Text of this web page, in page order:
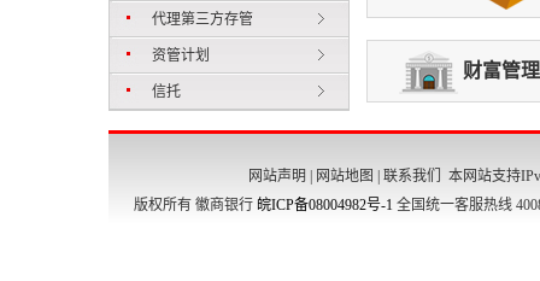
代理第三方存管
资管计划
信托
财富管
网站声明 网站地图 联系我们
本网站支持
版权所有 徽商银行 皖ICP备08004982号-1 全国统一客服热线